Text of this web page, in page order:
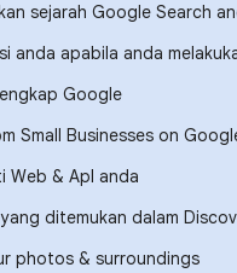
sejarah Google Search
anda apabila anda
Google
Small Businesses on
Web & Apl anda
ditemukan dalam
photos & surroundings